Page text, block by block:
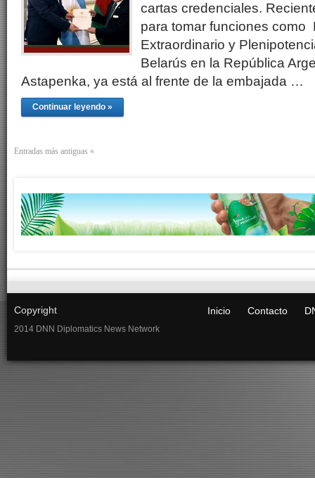
cartas credenciales.
para tomar funciones como
Extraordinario y
Belarús en la República
Astapenka, ya está al frente de la embajada …
Continuar leyendo »
Entradas más antiguas «
Copyright
2014 DNN Diplomatics News Network
Inicio Contacto